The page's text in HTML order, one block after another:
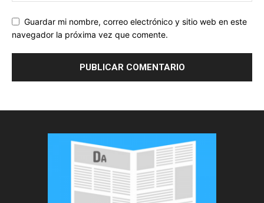
Guardar mi nombre, correo electrónico y sitio web en este
navegador la próxima vez que comente.